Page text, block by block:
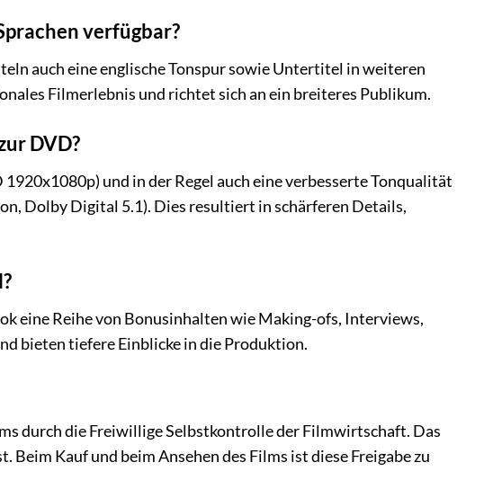
verfügbar?
auch eine englische Tonspur sowie Untertitel in weiteren
Filmerlebnis und richtet sich an ein breiteres Publikum.
DVD?
und in der Regel auch eine verbesserte Tonqualität
Dolby Digital 5.1). Dies resultiert in schärferen Details,
eine Reihe von Bonusinhalten wie Making-ofs, Interviews,
bieten tiefere Einblicke in die Produktion.
durch die Freiwillige Selbstkontrolle der Filmwirtschaft. Das
Kauf und beim Ansehen des Films ist diese Freigabe zu